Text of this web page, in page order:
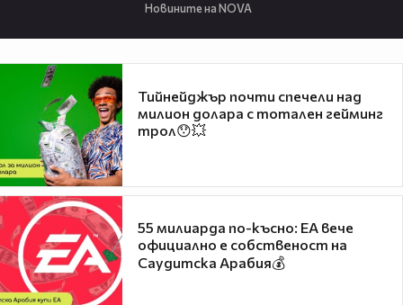
Новините на NOVA
Тийнейджър почти спечели над
милион долара с тотален гейминг
трол😯💥
55 милиарда по-късно: EA вече
официално е собственост на
Саудитска Арабия💰